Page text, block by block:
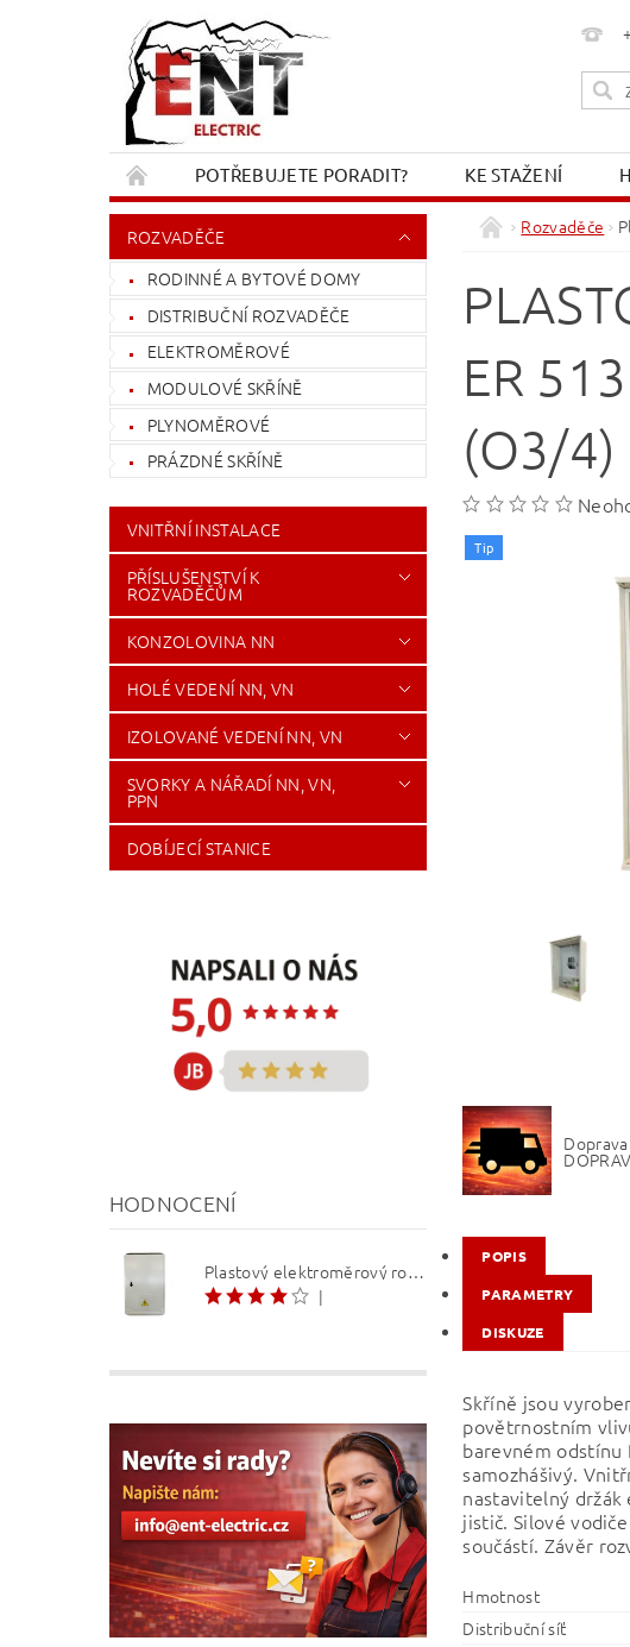
POTŘEBUJETE PORADIT? KE STAŽENÍ
REKLAMACE A VRÁCENÍ
KONTAKT
ROZVADĚČE
RODINNÉ A BYTOVÉ DOMY
DISTRIBUČNÍ ROZVADĚČE
ELEKTROMĚROVÉ
MODULOVÉ SKŘÍNĚ
PLYNOMĚROVÉ
PRÁZDNÉ SKŘÍNĚ
VNITŘNÍ INSTALACE
PŘÍSLUŠENSTVÍ K
ROZVADĚČŮM
KONZOLOVINA NN
HOLÉ VEDENÍ NN, VN
IZOLOVANÉ VEDENÍ NN, VN
SVORKY A NÁŘADÍ NN, VN,
PPN
DOBÍJECÍ STANICE
HODNOCENÍ
Plastový elektroměrový rozvaděč ER 212 NVP7P 40A QM (3f 1/2 S) 1bod. (O3/4)
|
Rozvaděče
ER
(O3/4)
Tip
POPIS
PARAMETRY
DISKUZE
Skříně jsou
povětrnostním
barevném odstínu
samozhášivý.
nastavitelný
jistič. Silové
součástí. Závěr
Hmotnost
Distribuční síť